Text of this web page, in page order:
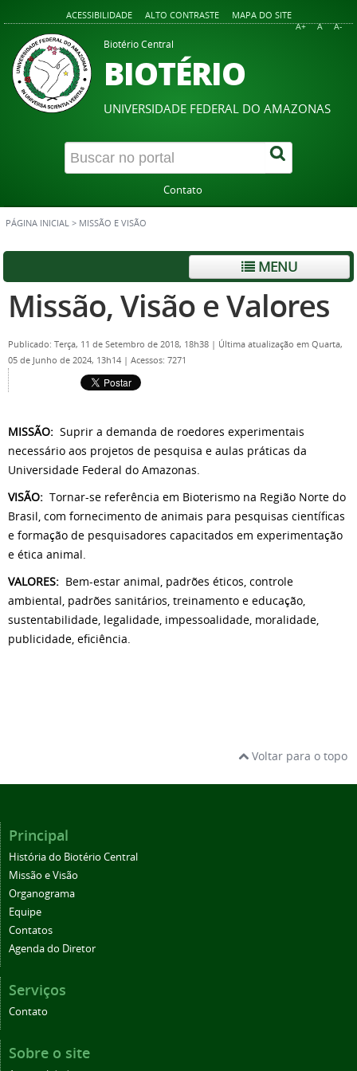
ACESSIBILIDADE ALTO CONTRASTE MAPA DO SITE
A+ A A-
Biotério Central
BIOTÉRIO
UNIVERSIDADE FEDERAL DO AMAZONAS
Contato
PÁGINA INICIAL > MISSÃO E VISÃO
MENU
Missão, Visão e Valores
Publicado: Terça, 11 de Setembro de 2018, 18h38 | Última atualização em Quarta,
05 de Junho de 2024, 13h14 | Acessos: 7271
MISSÃO: Suprir a demanda de roedores experimentais
necessário aos projetos de pesquisa e aulas práticas da
Universidade Federal do Amazonas.
VISÃO: Tornar-se referência em Bioterismo na Região Norte do
Brasil, com fornecimento de animais para pesquisas científicas
e formação de pesquisadores capacitados em experimentação
e ética animal.
VALORES: Bem-estar animal, padrões éticos, controle
ambiental, padrões sanitários, treinamento e educação,
sustentabilidade, legalidade, impessoalidade, moralidade,
publicidade, eficiência.
Voltar para o topo
Principal
História do Biotério Central
Missão e Visão
Organograma
Equipe
Contatos
Agenda do Diretor
Serviços
Contato
Sobre o site